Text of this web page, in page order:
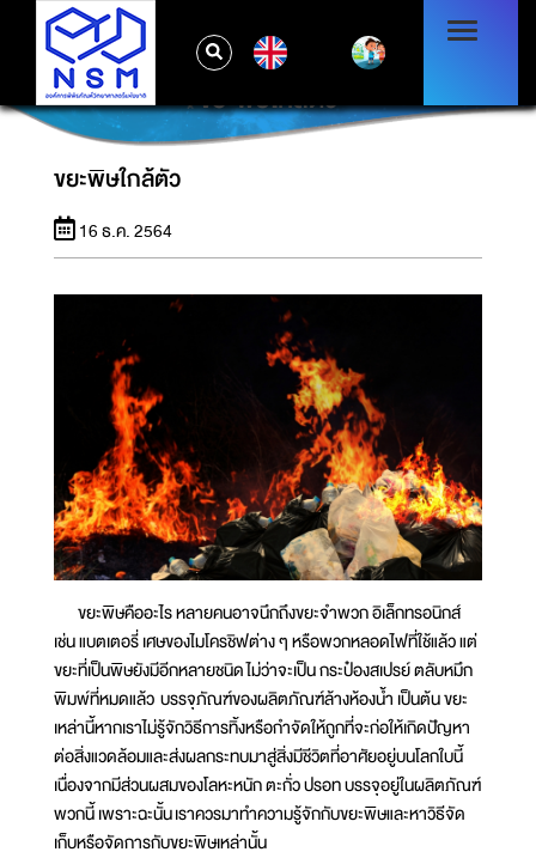
ขยะพิษใกล้ตัว
ขยะพิษใกล้ตัว
16 ธ.ค. 2564
ขยะพิษคืออะไร หลายคนอาจนึกถึงขยะจำพวก อิเล็กทรอนิกส์
เช่น แบตเตอรี่ เศษของไมโครชิฟต่าง ๆ หรือพวกหลอดไฟที่ใช้แล้ว แต่
ขยะที่เป็นพิษยังมีอีกหลายชนิด ไม่ว่าจะเป็น กระป๋องสเปรย์ ตลับหมึก
พิมพ์ที่หมดแล้ว บรรจุภัณฑ์ของผลิตภัณฑ์ล้างห้องน้ำ เป็นต้น ขยะ
เหล่านี้หากเราไม่รู้จักวิธีการทิ้งหรือกำจัดให้ถูกที่จะก่อให้เกิดปัญหา
ต่อสิ่งแวดล้อมและส่งผลกระทบมาสู่สิ่งมีชีวิตที่อาศัยอยู่บนโลกใบนี้
เนื่องจากมีส่วนผสมของโลหะหนัก ตะกั่ว ปรอท บรรจุอยู่ในผลิตภัณฑ์
พวกนี้ เพราะฉะนั้น เราควรมาทำความรู้จักกับขยะพิษและหาวิธีจัด
เก็บหรือจัดการกับขยะพิษเหล่านั้น